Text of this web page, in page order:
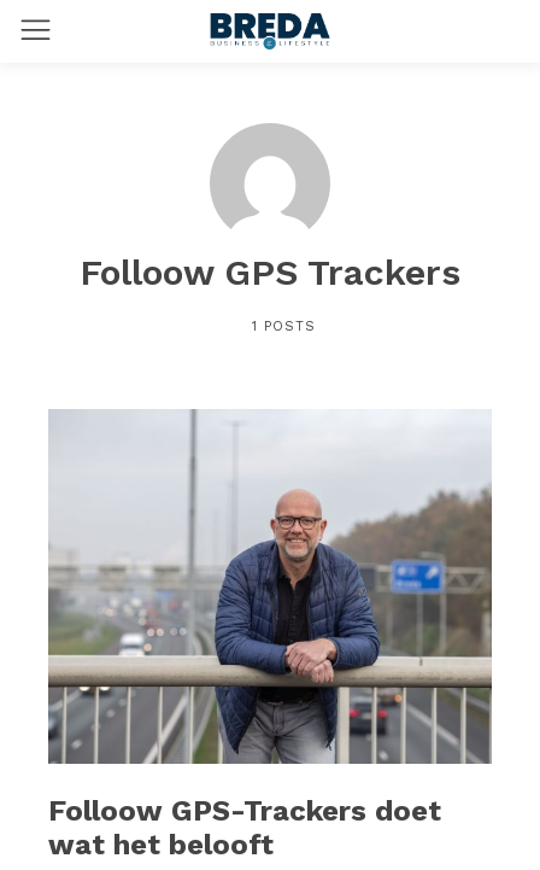
Folloow GPS Trackers
1 POSTS
Folloow GPS-Trackers doet
wat het belooft